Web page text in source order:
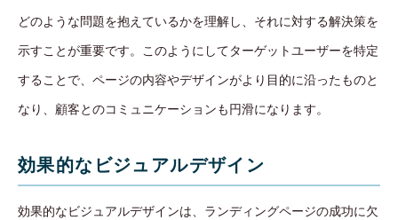
どのような問題を抱えているかを理解し、それに対する解決策を
示すことが重要です。このようにしてターゲットユーザーを特定
することで、ページの内容やデザインがより目的に沿ったものと
なり、顧客とのコミュニケーションも円滑になります。
効果的なビジュアルデザイン
効果的なビジュアルデザインは、ランディングページの成功に欠